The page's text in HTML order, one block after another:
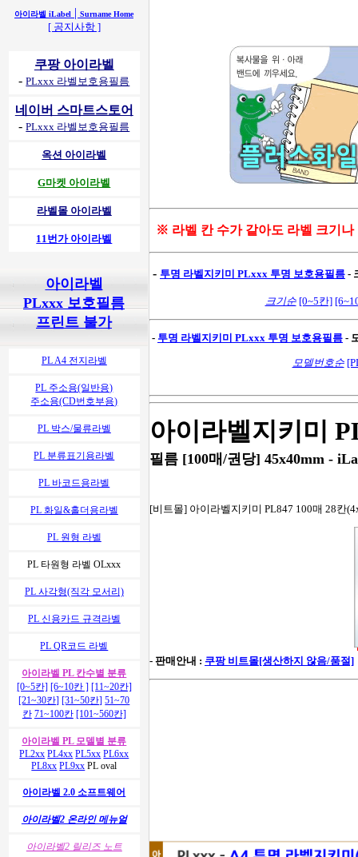
아이라벨 iLabel | Surname Home
[ 공지사항 ]
쿠팡 아이라벨
-PLxxx 라벨보호용필름
네이버 스마트스토어
-PLxxx 라벨보호용필름
옥션 아이라벨
G마켓 아이라벨
라벨몰 아이라벨
11번가 아이라벨
아이라벨
PLxxx 보호필름
프린트 불가
PL A4 전지라벨
PL 주소용(일반용)
주소용(CD번호부용)
PL 박스/물류라벨
PL 분류표기용라벨
PL 바코드용라벨
PL 화일&홀더용라벨
PL 원형 라벨
PL 타원형 라벨 OLxxx
PL 사각형(직각 모서리)
PL 신용카드 규격라벨
PL QR코드 라벨
아이라벨 PL 칸수별 분류
[0~5칸] [6~10칸 ] [11~20칸]
[21~30칸] [31~50칸] 51~70
칸 71~100칸 [101~560칸]
아이라벨 PL 모델별 분류
PL2xx PL4xx PL5xx PL6xx
PL8xx PL9xx PL oval
아이라벨 2.0 소프트웨어
아이라벨2 온라인 메뉴얼
아이라벨2 릴리즈 노트
※ 라벨 칸 수가 같아도 라벨 크기나
- 투명 라벨지키미 PLxxx 투명 보호용필름 -
크기순 [0~5칸]
- 투명 라벨지키미 PLxxx 투명 보호용필름 -
모델번호순
아이라벨지키미
필름 [100매/권당] 45x40mm -
[비트몰] 아이라벨지키미 PL847 100매 28칸
- 판매안내 : 쿠팡 비트몰[생산하지 않음/품절]